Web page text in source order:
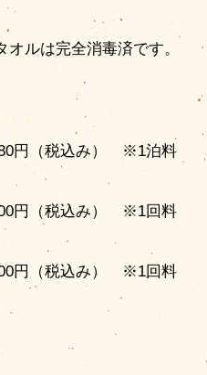
ルは完全消毒済です。
円（税込み） ※1泊料
円（税込み） ※1回料
円（税込み） ※1回料